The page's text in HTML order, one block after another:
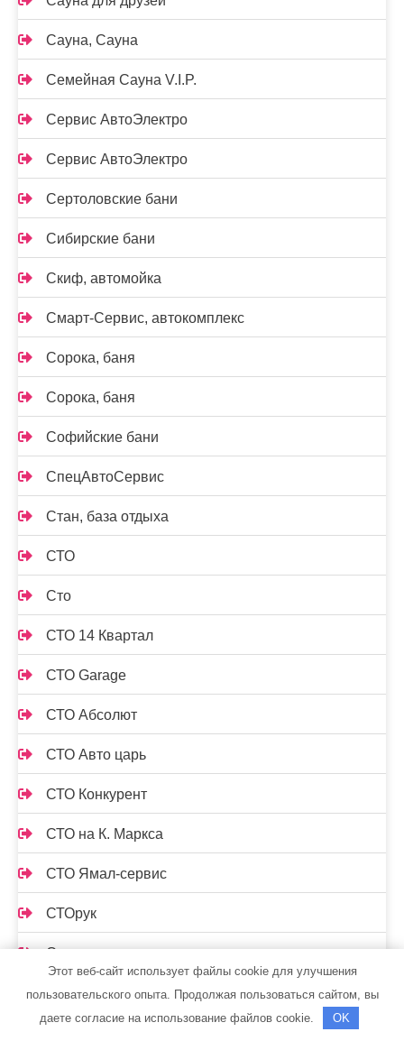
Сауна, Сауна
Семейная Сауна V.I.P.
Сервис АвтоЭлектро
Сервис АвтоЭлектро
Сертоловские бани
Сибирские бани
Скиф, автомойка
Смарт-Сервис, автокомплекс
Сорока, баня
Сорока, баня
Софийские бани
СпецАвтоСервис
Стан, база отдыха
СТО
Сто
СТО 14 Квартал
СТО Garage
СТО Абсолют
СТО Авто царь
СТО Конкурент
СТО на К. Маркса
СТО Ямал-сервис
СТОрук
Страдивари, сауна
Стрельнинские бани
Стс-автомобили, официальный дилер Mercedes-
Этот веб-сайт использует файлы cookie для улучшения
пользовательского опыта. Продолжая пользоваться сайтом, вы
даете согласие на использование файлов cookie.
OK